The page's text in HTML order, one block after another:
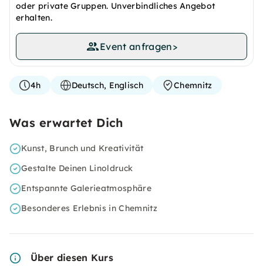
oder private Gruppen. Unverbindliches Angebot
erhalten.
Event anfragen>
4h Deutsch, Englisch Chemnitz
Was erwartet Dich
Kunst, Brunch und Kreativität
Gestalte Deinen Linoldruck
Entspannte Galerieatmosphäre
Besonderes Erlebnis in Chemnitz
Über diesen Kurs